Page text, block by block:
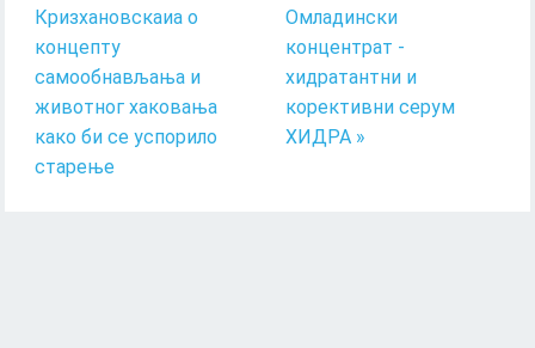
Кризхановскаиа о
концепту
самообнављања и
животног хаковања
како би се успорило
старење
Омладински
концентрат -
хидратантни и
корективни серум
ХИДРА »